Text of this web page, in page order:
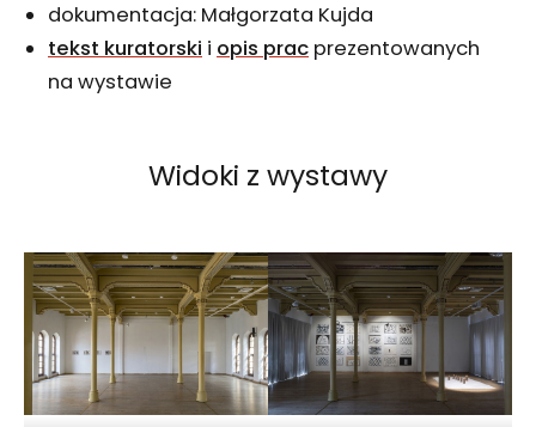
dokumentacja: Małgorzata Kujda
tekst kuratorski i opis prac prezentowanych
na wystawie
Widoki z wystawy